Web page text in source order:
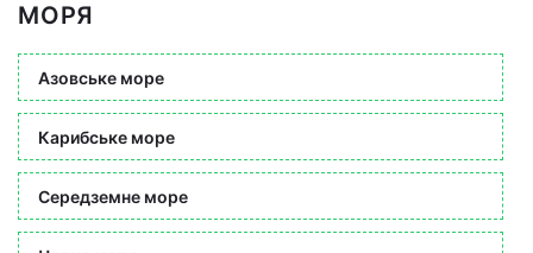
МОРЯ
Азовське море
Карибське море
Середземне море